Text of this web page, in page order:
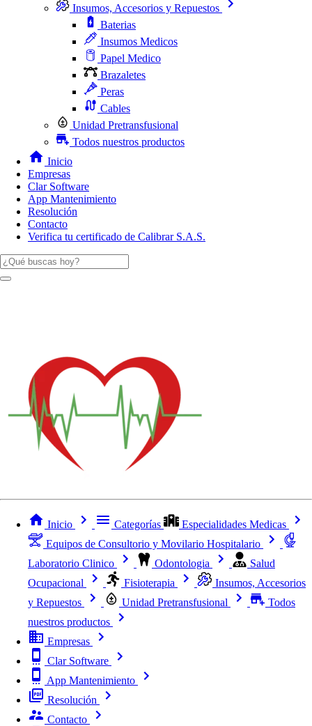
Insumos, Accesorios y Repuestos
Baterias
Insumos Medicos
Papel Medico
Brazaletes
Peras
Cables
Unidad Pretransfusional
Todos nuestros productos
Inicio
Empresas
Clar Software
App Mantenimiento
Resolución
Contacto
Verifica tu certificado de Calibrar S.A.S.
Inicio Categorías
Especialidades Medicas
Equipos de Consultorio y Movilario Hospitalario
Laboratorio Clinico
Odontologia
Salud
Ocupacional
Fisioterapia
Insumos, Accesorios
y Repuestos
Unidad Pretransfusional
Todos
nuestros productos
Empresas
Clar Software
App Mantenimiento
Resolución
Contacto